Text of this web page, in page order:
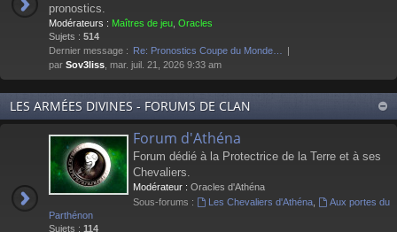
pronostics.
Modérateurs : Maîtres de jeu Oracles
Sujets : 514
Dernier message : Re: Pronostics Coupe du Monde…
par Sov3liss , mar. juil. 21, 2026 9:33 am
LES ARMÉES DIVINES - FORUMS DE CLAN
Forum d'Athéna
Forum dédié à la Protectrice de la Terre et à ses
Chevaliers.
Modérateur : Oracles d'Athéna
Sous-forums :
Les Chevaliers d'Athéna,
Aux portes du
Parthénon
Sujets : 114